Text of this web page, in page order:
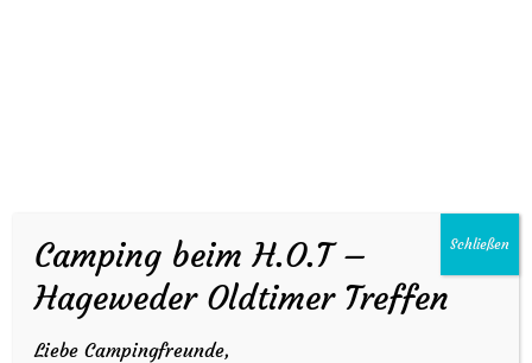
Camping beim H.O.T –
Hageweder Oldtimer Treffen
Liebe Campingfreunde,
Schließen